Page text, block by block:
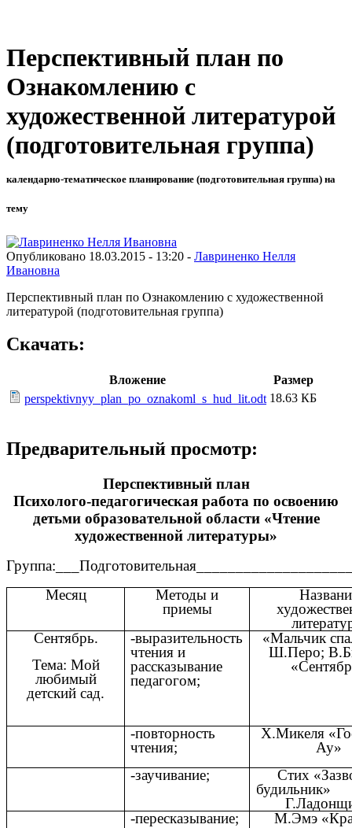
Перспективный план по
Ознакомлению с
художественной литературой
(подготовительная группа)
календарно-тематическое планирование (подготовительная группа) на
тему
Опубликовано 18.03.2015 - 13:20 - Лавриненко Нелля
Ивановна
Перспективный план по Ознакомлению с художественной
литературой (подготовительная группа)
Скачать:
Вложение
Размер
perspektivnyy_plan_po_oznakoml_s_hud_lit.odt 18.63 КБ
Предварительный просмотр:
Перспективный план
Психолого-педагогическая работа по освоению
детьми образовательной области «Чтение
художественной литературы»
Месяц
Методы и
приемы
Сентябрь.
Тема: Мой
любимый
детский сад.
-выразительность
чтения и
рассказывание
педагогом;
«Мальчик
Ш.Перо;
-повторность
чтения;
Х.Микеля
Ау»
-заучивание;
Стих
-пересказывание;
М.Эмэ